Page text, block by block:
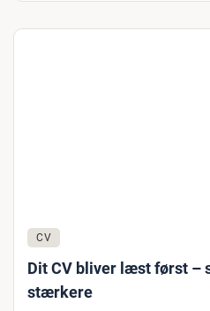
CV
Dit CV bliver læst først –
stærkere